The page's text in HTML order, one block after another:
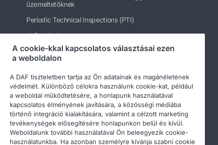
üzemeltetőknek
Periodic Technical Inspections (PTI)
daftrucks.hu
Egyéb DAF webhelyek
A cookie-kkal kapcsolatos választásai ezen
a weboldalon
A DAF tiszteletben tartja az Ön adatainak és magánéletének
védelmét. Különböző célokra használunk cookie-kat, például
a weboldal működtetésére, a honlapunk használatával
kapcsolatos élményének javítására, a közösségi médiába
történő integráció kialakítására, valamint a célzott marketing
tevékenységek elősegítésére honlapunkon belül és kívül.
Weboldalunk további használatával Ön beleegyezik cookie-
használatunkba. Ha azonban személyre kívánja szabni cookie